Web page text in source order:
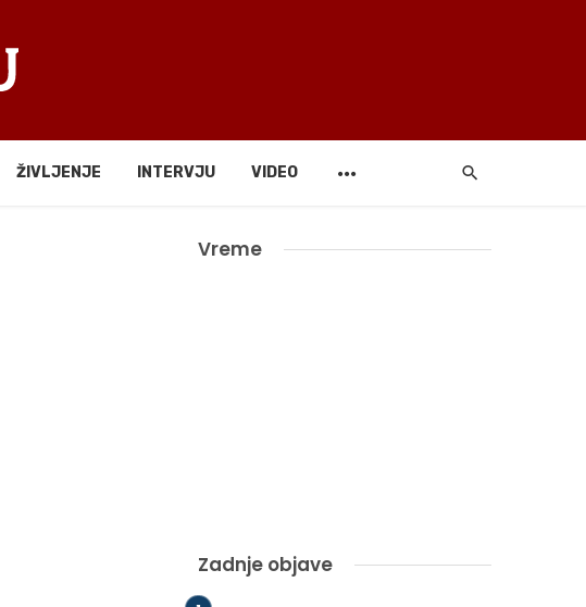
ŽIVLJENJE INTERVJU VIDEO
Vreme
Zadnje objave